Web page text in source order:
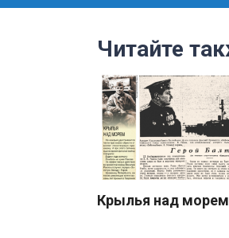
Читайте
Крылья над морем